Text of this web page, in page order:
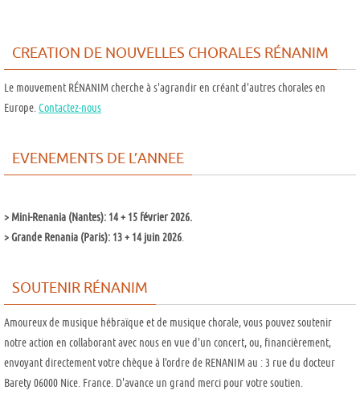
CREATION DE NOUVELLES CHORALES RÉNANIM
Le mouvement RÉNANIM cherche à s'agrandir en créant d'autres chorales en
Europe.Contactez-nous
EVENEMENTS DE L’ANNEE
> Mini-Renania (Nantes): 14 + 15 février 2026.
>Grande Renania (Paris): 13 + 14 juin 2026.
SOUTENIR RÉNANIM
Amoureux de musique hébraïque et de musique chorale, vous pouvez soutenir
notre action en collaborant avec nous en vue d'un concert, ou, financièrement,
envoyant directement votre chèque à l'ordre de RENANIM au : 3 rue du docteur
Barety 06000 Nice. France. D'avance un grand merci pour votre soutien.